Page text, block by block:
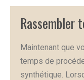
Rassembler
Maintenant que
temps de
synthétique.